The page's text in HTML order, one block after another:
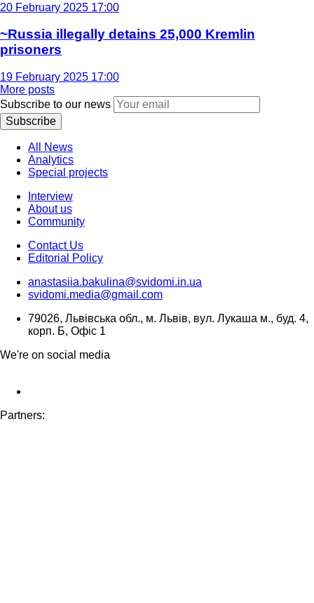
20 February 2025 17:00
~Russia illegally detains 25,000 Kremlin
prisoners
19 February 2025 17:00
More posts
Subscribe to our news
Subscribe
All News
Analytics
Special projects
Interview
About us
Community
Contact Us
Editorial Policy
anastasiia.bakulina@svidomi.in.ua
svidomi.media@gmail.com
79026, Львівська обл., м. Львів, вул. Лукаша м., буд. 4,
корп. Б, Офіс 1
We're on social media
Partners: